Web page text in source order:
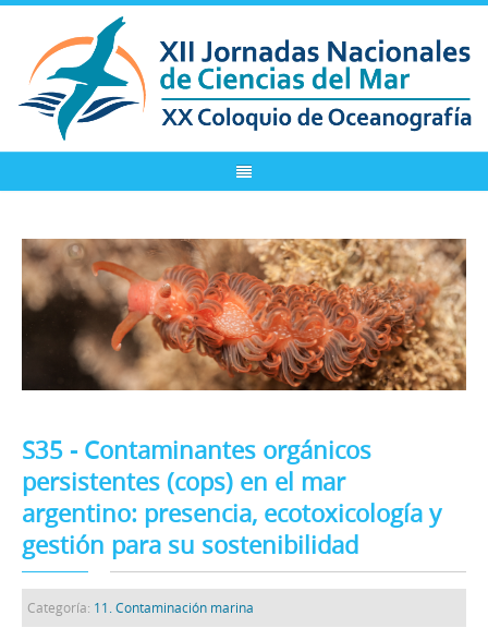
S35 - Contaminantes orgánicos
persistentes (cops) en el mar
argentino: presencia, ecotoxicología y
gestión para su sostenibilidad
Categoría: 11. Contaminación marina